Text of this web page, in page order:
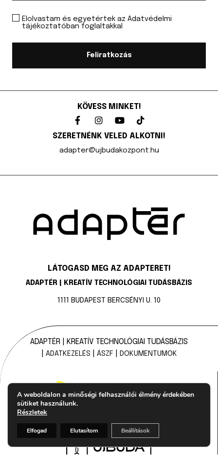
Elolvastam és egyetértek az Adatvédelmi
tájékoztatóban foglaltakkal
Feliratkozás
KÖVESS MINKET!
SZERETNÉNK VELED ALKOTNI!
adapter@ujbudakozpont.hu
LÁTOGASD MEG AZ ADAPTERET!
ADAPTÉR | KREATÍV TECHNOLÓGIAI TUDÁSBÁZIS
1111 BUDAPEST BERCSÉNYI U. 10
ADAPTÉR | KREATÍV TECHNOLÓGIAI TUDÁSBÁZIS
ADATKEZELÉS ÁSZF DOKUMENTUMOK
A weboldalon a minőségi felhasználói élmény érdekében
sütiket használunk.
Részletek
Elfogad Elutasítom Beállítások